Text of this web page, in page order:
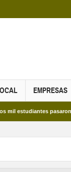
EMPRESAS
pasaron por las